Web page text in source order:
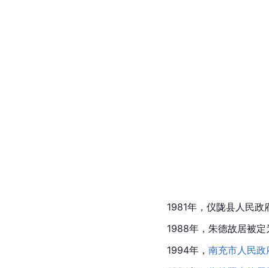
1981年， 仪陇县人民政
1988年，朱德故居被
1994年， 南充市人民政